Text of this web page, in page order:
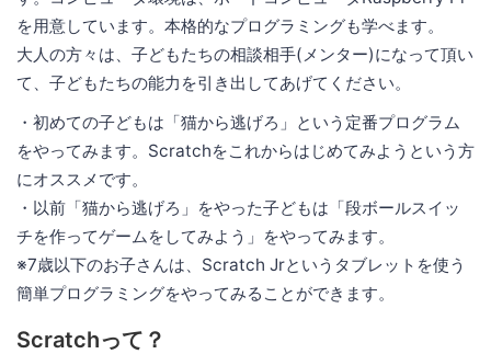
を用意しています。本格的なプログラミングも学べます。
大人の方々は、子どもたちの相談相手(メンター)になって頂い
て、子どもたちの能力を引き出してあげてください。
・初めての子どもは「猫から逃げろ」という定番プログラム
をやってみます。Scratchをこれからはじめてみようという方
にオススメです。
・以前「猫から逃げろ」をやった子どもは「段ボールスイッ
チを作ってゲームをしてみよう」をやってみます。
※7歳以下のお子さんは、Scratch Jrというタブレットを使う
簡単プログラミングをやってみることができます。
Scratchって？